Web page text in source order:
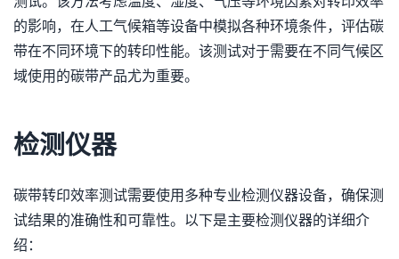
的影响，在人工气候箱等设备中模拟各种环境条件，评估碳
带在不同环境下的转印性能。该测试对于需要在不同气候区
域使用的碳带产品尤为重要。
检测仪器
碳带转印效率测试需要使用多种专业检测仪器设备，确保测
试结果的准确性和可靠性。以下是主要检测仪器的详细介
绍：